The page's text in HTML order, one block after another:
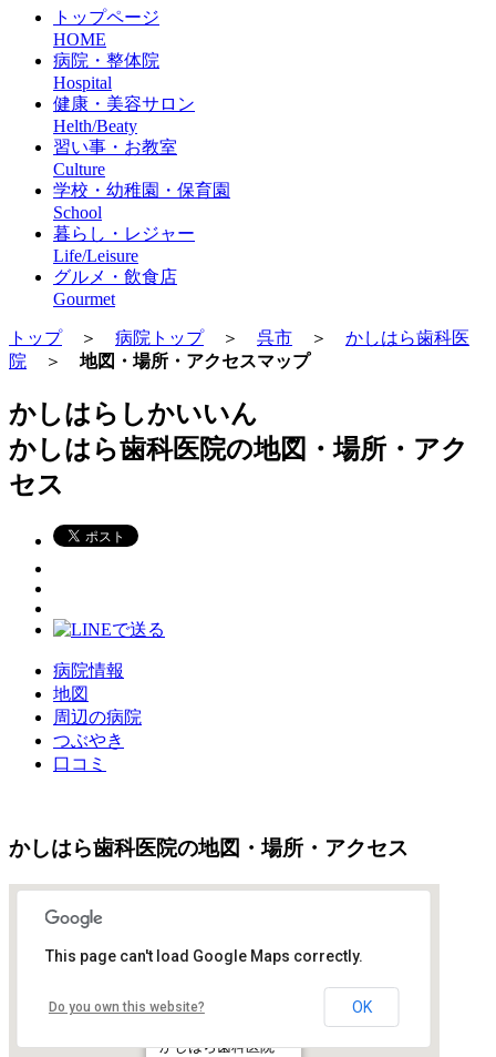
トップページ
HOME
病院・整体院
Hospital
健康・美容サロン
Helth/Beaty
習い事・お教室
Culture
学校・幼稚園・保育園
School
暮らし・レジャー
Life/Leisure
グルメ・飲食店
Gourmet
トップ＞ 病院トップ＞ 呉市 ＞ かしはら歯科医
院 ＞ 地図・場所・アクセスマップ
かしはらしかいいん
かしはら歯科医院の地図・場所・アク
セス
病院情報
地図
周辺の病院
つぶやき
口コミ
かしはら歯科医院の地図・場所・アクセス
かしはら歯科医院
This page can't load Google Maps correctly.
Do you own this website? OK